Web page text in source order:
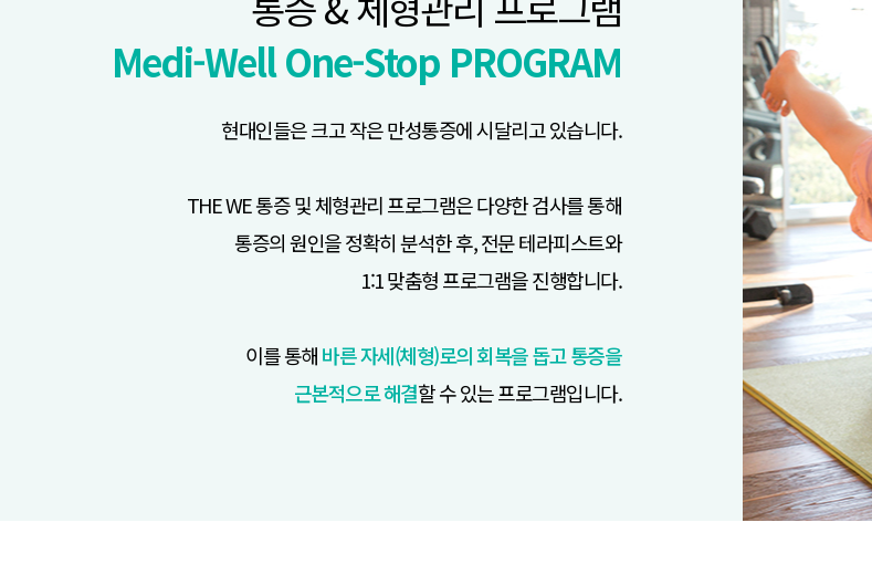
Medi-Well One-Stop PROGRAM
현대인들은 크고 작은 만성통증에 시달리고 있습니다.
THE WE 통증 및 체형관리 프로그램은 다양한 검사를 통해
통증의 원인을 정확히 분석한 후, 전문 테라피스트와
1:1 맞춤형 프로그램을 진행합니다.
이를 통해바른 자세(체형)로의 회복을 돕고 통증을
근본적으로 해결할 수 있는 프로그램입니다.